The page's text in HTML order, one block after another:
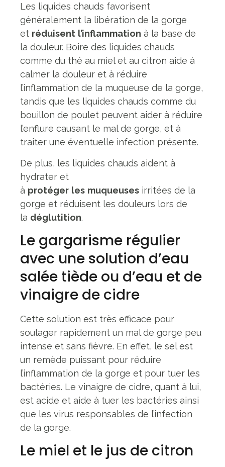
Les liquides chauds favorisent
généralement la libération de la gorge
et réduisent l’inflammation à la base de
la douleur. Boire des liquides chauds
comme du thé au miel et au citron aide à
calmer la douleur et à réduire
l’inflammation de la muqueuse de la gorge,
tandis que les liquides chauds comme du
bouillon de poulet peuvent aider à réduire
l’enflure causant le mal de gorge, et à
traiter une éventuelle infection présente.
De plus, les liquides chauds aident à
hydrater et
à protéger les muqueuses irritées de la
gorge et réduisent les douleurs lors de
la déglutition.
Le gargarisme régulier
avec une solution d’eau
salée tiède ou d’eau et de
vinaigre de cidre
Cette solution est très efficace pour
soulager rapidement un mal de gorge peu
intense et sans fièvre. En effet, le sel est
un remède puissant pour réduire
l’inflammation de la gorge et pour tuer les
bactéries. Le vinaigre de cidre, quant à lui,
est acide et aide à tuer les bactéries ainsi
que les virus responsables de l’infection
de la gorge.
Le miel et le jus de citron